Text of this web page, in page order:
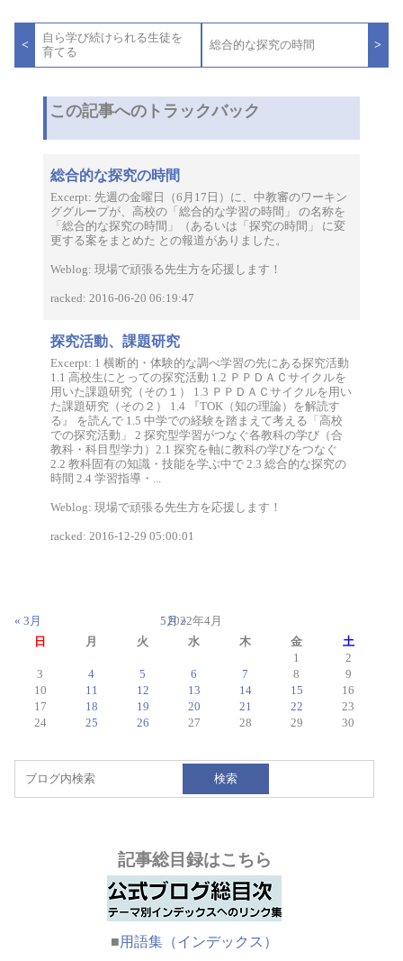
稿
ビ
<
自ら学び続けられる生徒を
育てる
総合的な探究の時間 >
この記事へのトラックバック
総合的な探究の時間
Excerpt: 先週の金曜日（6月17日）に、中教審のワーキン
ググループが、高校の「総合的な学習の時間」 の名称を
「総合的な探究の時間」（あるいは「探究の時間」 に変
更する案をまとめた との報道がありました。
Weblog: 現場で頑張る先生方を応援します！
racked: 2016-06-20 06:19:47
探究活動、課題研究
Excerpt: 1 横断的・体験的な調べ学習の先にある探究活動
1.1 高校生にとっての探究活動 1.2 ＰＰＤＡＣサイクルを
用いた課題研究（その１） 1.3 ＰＰＤＡＣサイクルを用い
た課題研究（その２） 1.4 『TOK（知の理論）を解読す
る』 を読んで 1.5 中学での経験を踏まえて考える「高校
での探究活動」 2 探究型学習がつなぐ各教科の学び（合
教科・科目型学力）2.1 探究を軸に教科の学びをつなぐ
2.2 教科固有の知識・技能を学ぶ中で 2.3 総合的な探究の
時間 2.4 学習指導・...
Weblog: 現場で頑張る先生方を応援します！
racked: 2016-12-29 05:00:01
2022年4月
日
月 火 水 木 金
土
1
2
3
4 5 6 7 8
9
10
11 12 13 14 15
16
17
18 19 20 21 22
23
24
25 26 27 28 29 30
« 3月 5月 »
検索
記事総目録はこちら
■用語集（インデックス）